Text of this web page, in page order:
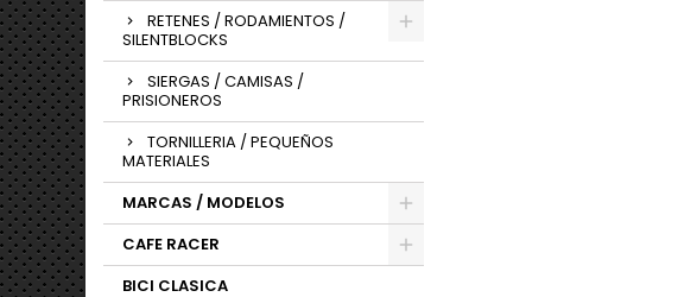
RETENES / RODAMIENTOS /
SILENTBLOCKS
SIERGAS / CAMISAS /
PRISIONEROS
TORNILLERIA / PEQUEÑOS
MATERIALES
MARCAS / MODELOS
CAFE RACER
BICI CLASICA